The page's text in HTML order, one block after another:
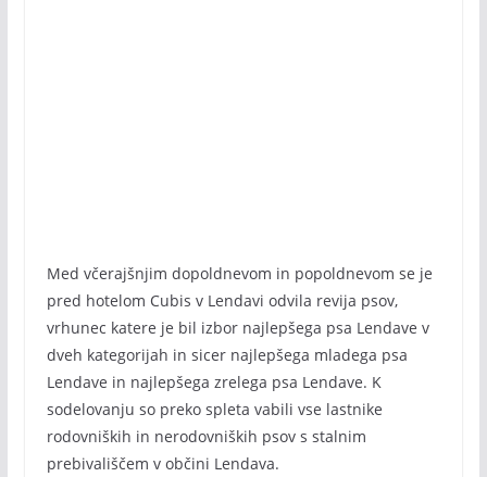
Med včerajšnjim dopoldnevom in popoldnevom se je
pred hotelom Cubis v Lendavi odvila revija psov,
vrhunec katere je bil izbor najlepšega psa Lendave v
dveh kategorijah in sicer najlepšega mladega psa
Lendave in najlepšega zrelega psa Lendave. K
sodelovanju so preko spleta vabili vse lastnike
rodovniških in nerodovniških psov s stalnim
prebivališčem v občini Lendava.